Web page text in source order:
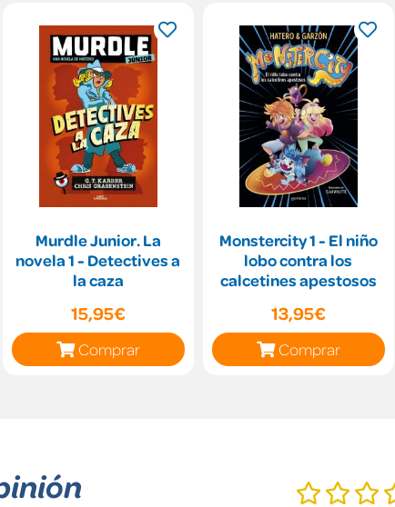
Murdle Junior. La
novela 1 - Detectives a
la caza
15,95€
Comprar
Monstercity 1 - El niño
lobo contra los
calcetines apestosos
13,95€
Comprar